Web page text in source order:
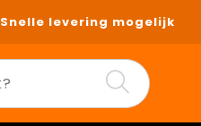
Snelle levering mogelijk